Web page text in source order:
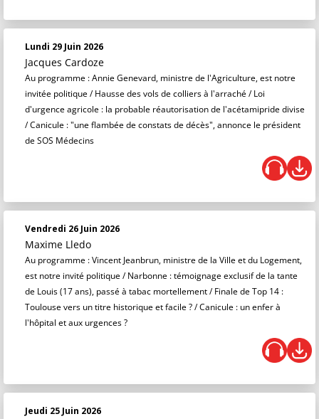
Lundi 29 Juin 2026
Jacques Cardoze
Au programme : Annie Genevard, ministre de l'Agriculture, est notre
invitée politique / Hausse des vols de colliers à l'arraché / Loi
d'urgence agricole : la probable réautorisation de l'acétamipride divise
/ Canicule : "une flambée de constats de décès", annonce le président
de SOS Médecins
Vendredi 26 Juin 2026
Maxime Lledo
Au programme : Vincent Jeanbrun, ministre de la Ville et du Logement,
est notre invité politique / Narbonne : témoignage exclusif de la tante
de Louis (17 ans), passé à tabac mortellement / Finale de Top 14 :
Toulouse vers un titre historique et facile ? / Canicule : un enfer à
l'hôpital et aux urgences ?
Jeudi 25 Juin 2026